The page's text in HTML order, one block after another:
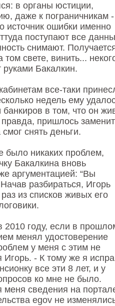
в органы юстиции,
даже к пограничникам -
источник ошибки именно
поступают все
снимают.
том свете, винить...
Бакалкин.
все-таки
недель ему
банкиров в том, что он
правда, пришлось
снять деньги.
было никаких проблем,
Бакалкина вновь
аргументацией: “Вы
разбираться, Игорь
из списков живых его
2010 году, если в
менял удостоверение
у меня с этим не
Игорь. - К тому же я
все эти 8 лет, и у
ко мне не было.
сведения на
egov не